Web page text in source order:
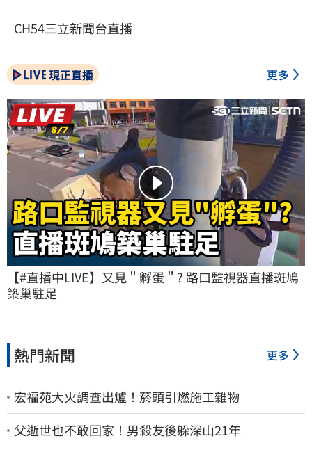
CH54三立新聞台直播
現正直播 更多
【#直播中LIVE】又見＂孵蛋＂? 路口監視器直播斑鳩
築巢駐足
熱門新聞 更多
宏福苑大火調查出爐！菸頭引燃施工雜物
父逝世也不敢回家！男殺友後躲深山21年